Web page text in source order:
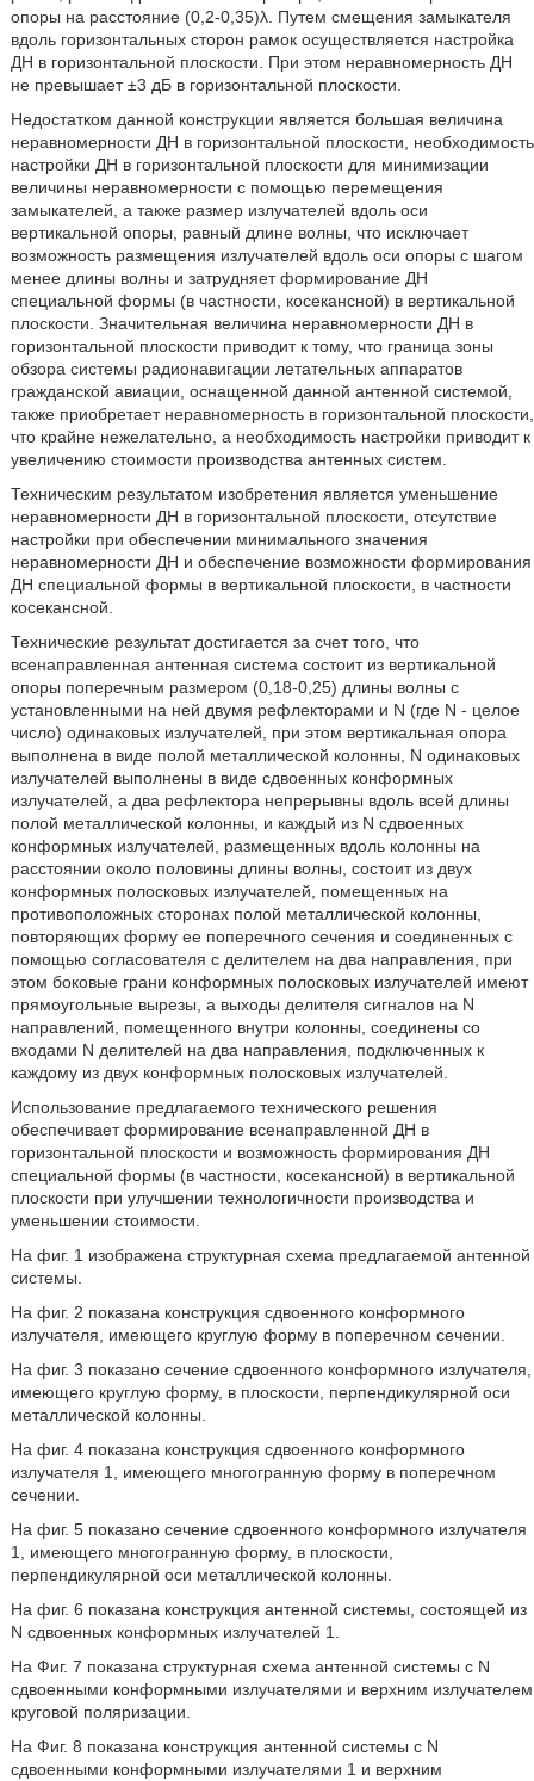
опоры на расстояние (0,2-0,35)λ. Путем смещения замыкателя
вдоль горизонтальных сторон рамок осуществляется настройка
ДН в горизонтальной плоскости. При этом неравномерность ДН
не превышает ±3 дБ в горизонтальной плоскости.
Недостатком данной конструкции является большая величина
неравномерности ДН в горизонтальной плоскости, необходимость
настройки ДН в горизонтальной плоскости для минимизации
величины неравномерности с помощью перемещения
замыкателей, а также размер излучателей вдоль оси
вертикальной опоры, равный длине волны, что исключает
возможность размещения излучателей вдоль оси опоры с шагом
менее длины волны и затрудняет формирование ДН
специальной формы (в частности, косекансной) в вертикальной
плоскости. Значительная величина неравномерности ДН в
горизонтальной плоскости приводит к тому, что граница зоны
обзора системы радионавигации летательных аппаратов
гражданской авиации, оснащенной данной антенной системой,
также приобретает неравномерность в горизонтальной плоскости,
что крайне нежелательно, а необходимость настройки приводит к
увеличению стоимости производства антенных систем.
Техническим результатом изобретения является уменьшение
неравномерности ДН в горизонтальной плоскости, отсутствие
настройки при обеспечении минимального значения
неравномерности ДН и обеспечение возможности формирования
ДН специальной формы в вертикальной плоскости, в частности
косекансной.
Технические результат достигается за счет того, что
всенаправленная антенная система состоит из вертикальной
опоры поперечным размером (0,18-0,25) длины волны с
установленными на ней двумя рефлекторами и N (где N - целое
число) одинаковых излучателей, при этом вертикальная опора
выполнена в виде полой металлической колонны, N одинаковых
излучателей выполнены в виде сдвоенных конформных
излучателей, а два рефлектора непрерывны вдоль всей длины
полой металлической колонны, и каждый из N сдвоенных
конформных излучателей, размещенных вдоль колонны на
расстоянии около половины длины волны, состоит из двух
конформных полосковых излучателей, помещенных на
противоположных сторонах полой металлической колонны,
повторяющих форму ее поперечного сечения и соединенных с
помощью согласователя с делителем на два направления, при
этом боковые грани конформных полосковых излучателей имеют
прямоугольные вырезы, а выходы делителя сигналов на N
направлений, помещенного внутри колонны, соединены со
входами N делителей на два направления, подключенных к
каждому из двух конформных полосковых излучателей.
Использование предлагаемого технического решения
обеспечивает формирование всенаправленной ДН в
горизонтальной плоскости и возможность формирования ДН
специальной формы (в частности, косекансной) в вертикальной
плоскости при улучшении технологичности производства и
уменьшении стоимости.
На фиг. 1 изображена структурная схема предлагаемой антенной
системы.
На фиг. 2 показана конструкция сдвоенного конформного
излучателя, имеющего круглую форму в поперечном сечении.
На фиг. 3 показано сечение сдвоенного конформного излучателя,
имеющего круглую форму, в плоскости, перпендикулярной оси
металлической колонны.
На фиг. 4 показана конструкция сдвоенного конформного
излучателя 1, имеющего многогранную форму в поперечном
сечении.
На фиг. 5 показано сечение сдвоенного конформного излучателя
1, имеющего многогранную форму, в плоскости,
перпендикулярной оси металлической колонны.
На фиг. 6 показана конструкция антенной системы, состоящей из
N сдвоенных конформных излучателей 1.
На Фиг. 7 показана структурная схема антенной системы с N
сдвоенными конформными излучателями и верхним излучателем
круговой поляризации.
На Фиг. 8 показана конструкция антенной системы с N
сдвоенными конформными излучателями 1 и верхним